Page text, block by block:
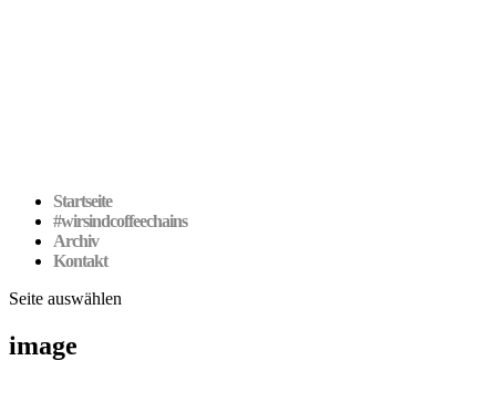
Startseite
#wirsindcoffeechains
Archiv
Kontakt
Seite auswählen
image